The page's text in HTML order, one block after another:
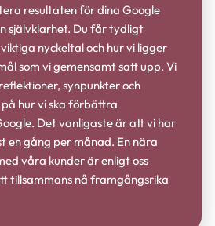
resultaten för dina Google
självklarhet. Du får tydligt
nyckeltal och hur vi ligger
som vi gemensamt satt upp. Vi
synpunkter och
hur vi ska förbättra
Det vanligaste är att vi har
en gång per månad. En nära
våra kunder är enligt oss
tillsammans nå framgångsrika